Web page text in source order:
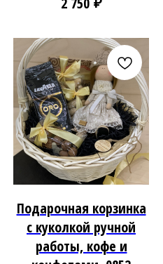
Подарочная корзинка
с куколкой ручной
работы, кофе и